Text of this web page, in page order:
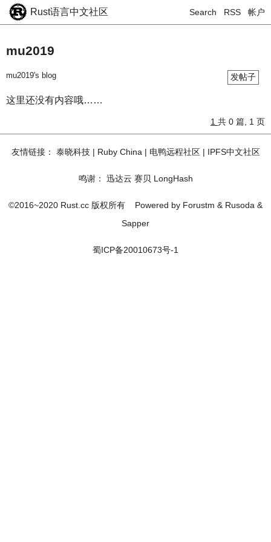
Rust语言中文社区 Search RSS 帐户
mu2019
发帖子
mu2019's blog
这里还没有内容哦……
1 共 0 篇, 1 页
友情链接： 泰晓科技| Ruby China | 电鸭远程社区| IPFS中文社区
鸣谢： 迅达云 赛贝 LongHash
©2016~2020 Rust.cc 版权所有 Powered by Forustm & Rusoda &
Sapper
蜀ICP备20010673号-1